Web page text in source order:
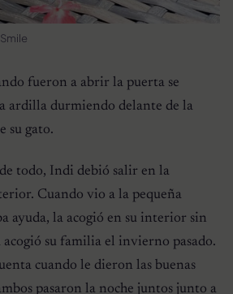
fueron a abrir la puerta se
ardilla durmiendo delante de la
su gato.
de todo, Indi debió salir en la
Cuando vio a la pequeña
ayuda, la acogió en su interior sin
su familia el invierno pasado.
cuando le dieron las buenas
pasaron la noche juntos junto a